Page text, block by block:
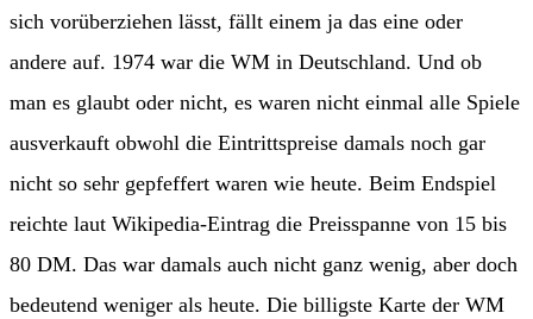
sich vorüberziehen lässt, fällt einem ja das eine oder
andere auf. 1974 war die WM in Deutschland. Und ob
man es glaubt oder nicht, es waren nicht einmal alle Spiele
ausverkauft obwohl die Eintrittspreise damals noch gar
nicht so sehr gepfeffert waren wie heute. Beim Endspiel
reichte laut Wikipedia-Eintrag die Preisspanne von 15 bis
80 DM. Das war damals auch nicht ganz wenig, aber doch
bedeutend weniger als heute. Die billigste Karte der WM